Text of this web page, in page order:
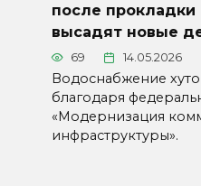
после
высадят новые
69 14.05.2026
Водоснабжение
благодаря
«Модернизация
инфраструктуры».